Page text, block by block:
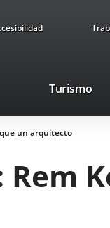
TurismoEste
se
una
que un arquitecto